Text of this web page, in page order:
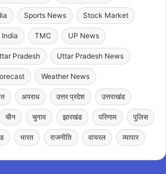
Sports News Stock Market
India TMC UP News
Pradesh Uttar Pradesh News
Weather News
अपराध उत्तर प्रदेश उत्तराखंड
चीन चुनाव झारखंड परिणाम पुलिस
भारत राजनीति वायरल व्यापार